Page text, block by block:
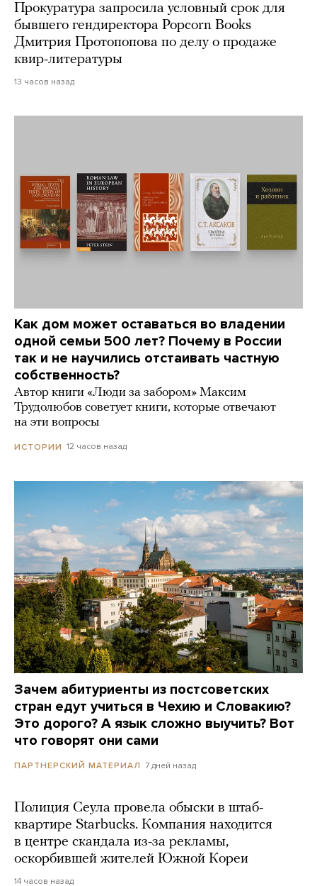
Прокуратура запросила условный срок для
бывшего гендиректора Popcorn Books
Дмитрия Протопопова по делу о продаже
квир-литературы
13 часов назад
Как дом может оставаться во владении
одной семьи 500 лет? Почему в России
так и не научились отстаивать частную
собственность?
Автор книги «Люди за забором» Максим
Трудолюбов советует книги, которые отвечают
на эти вопросы
ИСТОРИИ 12 часов назад
Зачем абитуриенты из постсоветских
стран едут учиться в Чехию и Словакию?
Это дорого? А язык сложно выучить? Вот
что говорят они сами
ПАРТНЕРСКИЙ МАТЕРИАЛ 7 дней назад
Полиция Сеула провела обыски в штаб-
квартире Starbucks. Компания находится
в центре скандала из-за рекламы,
оскорбившей жителей Южной Кореи
14 часов назад